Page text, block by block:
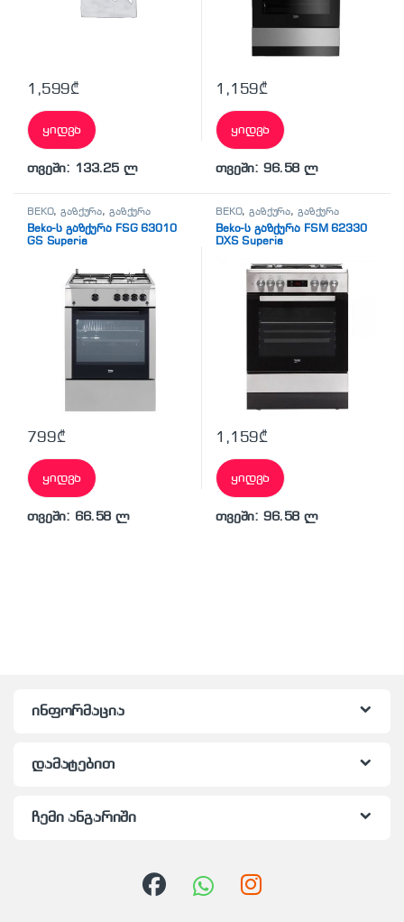
1,599₾
ყიდვა
თვეში: 133.25 ლ
1,159₾
ყიდვა
თვეში: 96.58 ლ
BEKO,გაზქურა, გაზქურა
Beko-ს გაზქურა FSG 63010
GS Superia
799₾
ყიდვა
თვეში: 66.58 ლ
BEKO,გაზქურა, გაზქურა
Beko-ს გაზქურა FSM 62330
DXS Superia
1,159₾
ყიდვა
თვეში: 96.58 ლ
ინფორმაცია
დამატებით
ჩემი ანგარიში